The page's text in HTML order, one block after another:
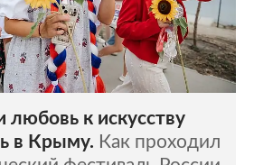
любовь к искусству
в Крыму. Как проходил